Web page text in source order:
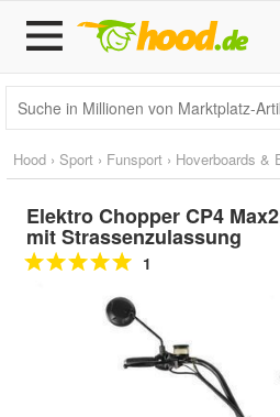
Hood › Sport › Funsport › Hoverboards &
Elektro Chopper CP4
mit Strassenzulassung
1